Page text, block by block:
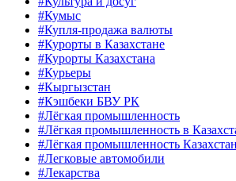
#Кумыс
#Купля-продажа валюты
#Курорты в Казахстане
#Курорты Казахстана
#Курьеры
#Кыргызстан
#Кэшбеки БВУ РК
#Лёгкая промышленность
#Лёгкая промышленность в
#Лёгкая промышленность
#Легковые автомобили
#Лекарства